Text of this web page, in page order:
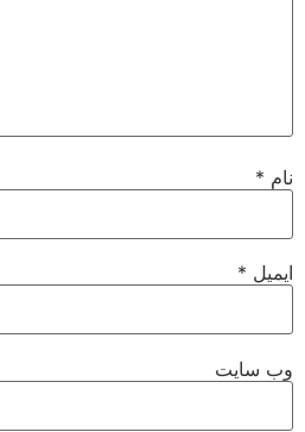
نام*
ایمیل*
وب‌ سایت